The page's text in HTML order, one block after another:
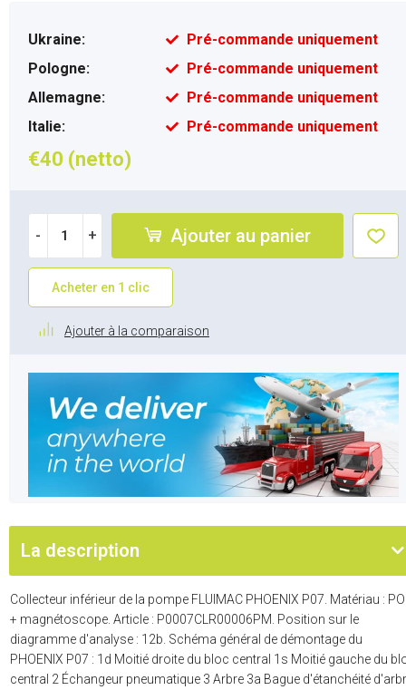
Ukraine:
Pré-commande uniquement
Pologne:
Pré-commande uniquement
Allemagne:
Pré-commande uniquement
Italie:
Pré-commande uniquement
€40 (netto)
- + Ajouter au panier
Acheter en 1 clic
Ajouter à la comparaison
La description
Collecteur inférieur de la pompe FLUIMAC PHOENIX P07. Matériau :
+ magnétoscope. Article : P0007CLR00006PM. Position sur le
diagramme d'analyse : 12b. Schéma général de démontage du
PHOENIX P07 : 1d Moitié droite du bloc central 1s Moitié gauche du
central 2 Échangeur pneumatique 3 Arbre 3a Bague d'étanchéité